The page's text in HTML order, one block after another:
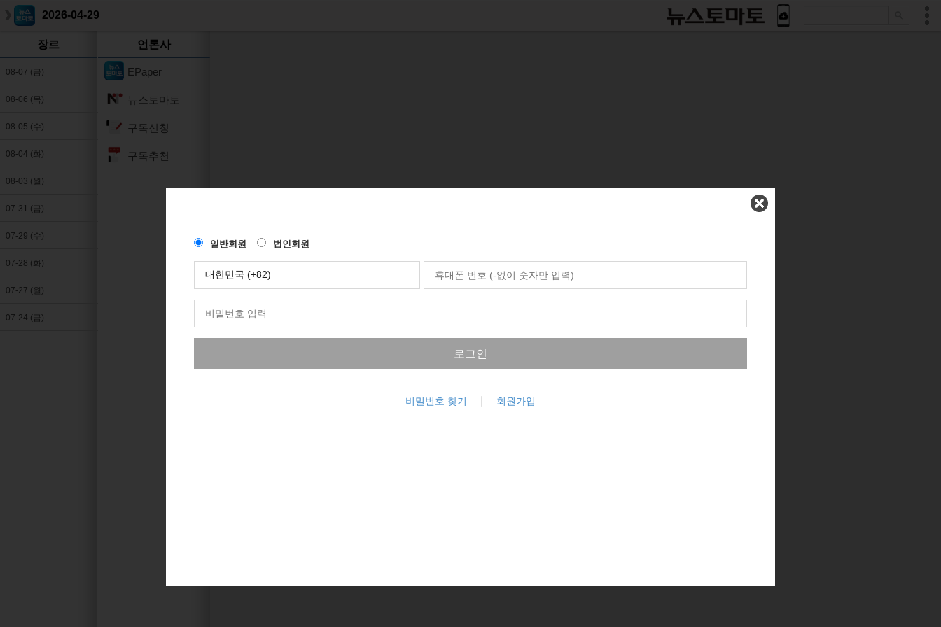
2026-04-29
장르
08-07 (금)
08-06 (목)
08-05 (수)
08-04 (화)
08-03 (월)
07-31 (금)
07-29 (수)
07-28 (화)
07-27 (월)
07-24 (금)
언론사
EPaper
뉴스토마토
구독신청
구독추천